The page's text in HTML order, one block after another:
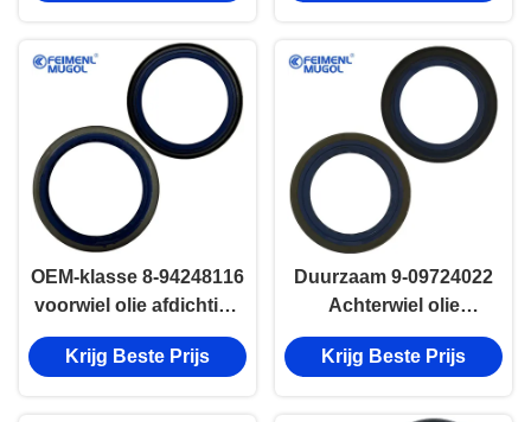
Ontworpen voor
maximale bescherming
en stabiliteit
OEM-klasse 8-94248116
voorwiel olie afdichting
voor ISUZU NHR
63×80×8 Precision Fit
Krijg Beste Prijs
Duurzaam 9-09724022
Achterwiel olie
afdichting voor ISUZU
TFR Buiten & 52×72×7.5
Krijg Beste Prijs